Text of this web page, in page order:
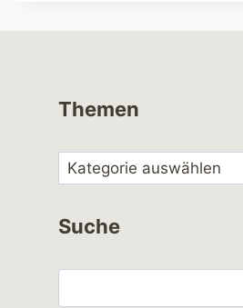
Themen
Suche